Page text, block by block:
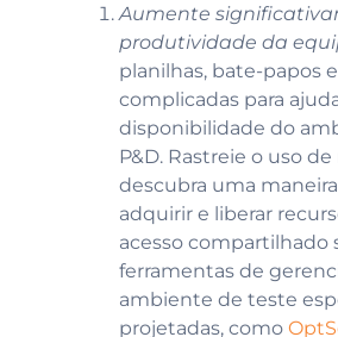
Aumente
produtividade da
planilhas, bate-papos
complicadas para
disponibilidade do
P&D. Rastreie o uso de
descubra uma
adquirir e liberar
acesso compartilhado
ferramentas de
ambiente de teste
projetadas, como